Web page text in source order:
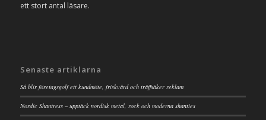
ett stort antal läsare.
Senaste artiklarna
Så blir företagsgolf ett kundmöte, friskvård och träffsäker reklam
Nordic Shantress – upptäck nordisk metal, rock och moderna shanties